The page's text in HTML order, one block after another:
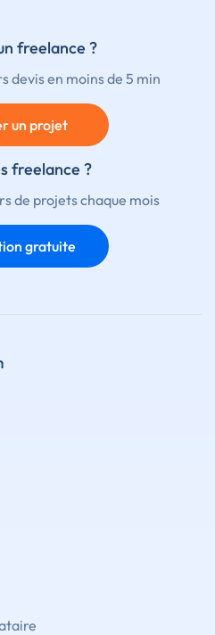
freelance ?
devis en moins de 5 min
un projet
freelance ?
de projets chaque mois
gratuite